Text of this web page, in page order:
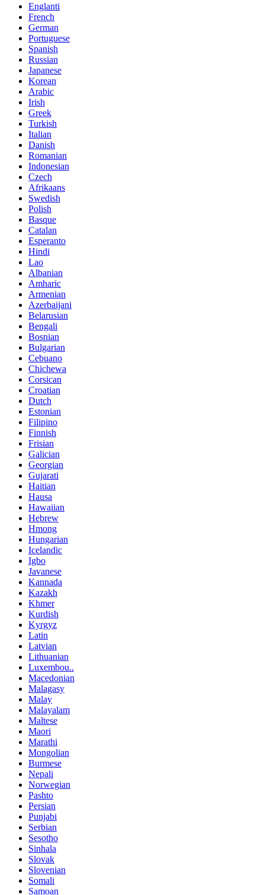
Englanti
French
German
Portuguese
Spanish
Russian
Japanese
Korean
Arabic
Irish
Greek
Turkish
Italian
Danish
Romanian
Indonesian
Czech
Afrikaans
Swedish
Polish
Basque
Catalan
Esperanto
Hindi
Lao
Albanian
Amharic
Armenian
Azerbaijani
Belarusian
Bengali
Bosnian
Bulgarian
Cebuano
Chichewa
Corsican
Croatian
Dutch
Estonian
Filipino
Finnish
Frisian
Galician
Georgian
Gujarati
Haitian
Hausa
Hawaiian
Hebrew
Hmong
Hungarian
Icelandic
Igbo
Javanese
Kannada
Kazakh
Khmer
Kurdish
Kyrgyz
Latin
Latvian
Lithuanian
Luxembou..
Macedonian
Malagasy
Malay
Malayalam
Maltese
Maori
Marathi
Mongolian
Burmese
Nepali
Norwegian
Pashto
Persian
Punjabi
Serbian
Sesotho
Sinhala
Slovak
Slovenian
Somali
Samoan